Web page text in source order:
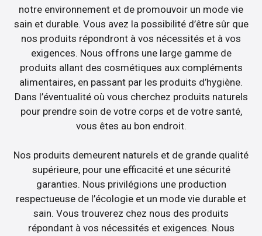
notre environnement et de promouvoir un mode vie
sain et durable. Vous avez la possibilité d’être sûr que
nos produits répondront à vos nécessités et à vos
exigences. Nous offrons une large gamme de
produits allant des cosmétiques aux compléments
alimentaires, en passant par les produits d’hygiène.
Dans l’éventualité où vous cherchez produits naturels
pour prendre soin de votre corps et de votre santé,
vous êtes au bon endroit.
Nos produits demeurent naturels et de grande qualité
supérieure, pour une efficacité et une sécurité
garanties. Nous privilégions une production
respectueuse de l’écologie et un mode vie durable et
sain. Vous trouverez chez nous des produits
répondant à vos nécessités et exigences. Nous